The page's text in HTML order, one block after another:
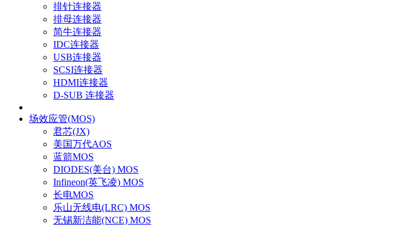
排针连接器
排母连接器
简牛连接器
IDC连接器
USB连接器
SCSI连接器
HDMI连接器
D-SUB 连接器
场效应管(MOS)
君芯(JX)
美国万代AOS
蓝箭MOS
DIODES(美台) MOS
Infineon(英飞凌) MOS
长电MOS
乐山无线电(LRC) MOS
无锡新洁能(NCE) MOS